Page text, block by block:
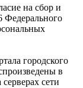
на сбор и
Федерального
городского
в
сети